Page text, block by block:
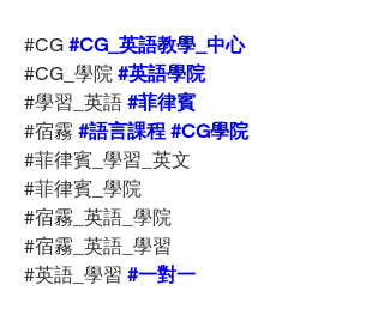
#CG #CG_英語教學_中心
#CG_學院 #英語學院
#學習_英語 #菲律賓
#宿霧 #語言課程 #CG學院
#菲律賓_學習_英文
#菲律賓_學院
#宿霧_英語_學院
#宿霧_英語_學習
#英語_學習 #一對一